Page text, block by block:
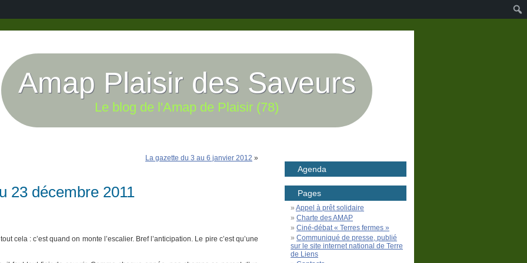
Amap Plaisir des Saveurs
Le blog de l'Amap de Plaisir (78)
La gazette du 3 au 6 janvier 2012 »
23 décembre 2011
cela : c’est quand on monte l’escalier. Bref l’anticipation. Le pire c’est qu’une
Agenda
Pages
Appel à prêt solidaire
Charte des AMAP
Ciné-débat « Terres fermes »
Communiqué de presse, publié
sur le site internet national de Terre
de Liens